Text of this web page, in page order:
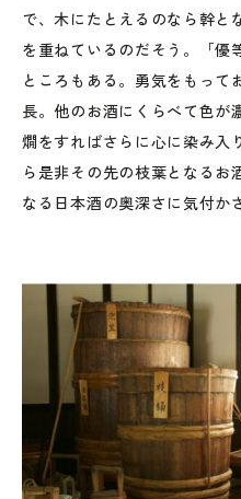
で、木にたとえるのなら幹と
を重ねているのだそう。「優
ところもある。勇気をもって
長。他のお酒にくらべて色が
燗をすればさらに心に染み入
ら是非その先の枝葉となるお
なる日本酒の奥深さに気付か